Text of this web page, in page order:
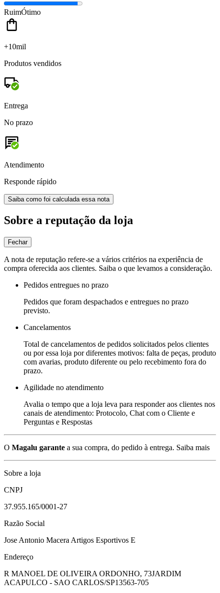
RuimÓtimo
+10mil
Produtos vendidos
Entrega
No prazo
Atendimento
Responde rápido
Saiba como foi calculada essa nota
Sobre a reputação da loja
Fechar
A nota de reputação refere-se a vários critérios na experiência de
compra oferecida aos clientes. Saiba o que levamos a consideração.
Pedidos entregues no prazo
Pedidos que foram despachados e entregues no prazo
previsto.
Cancelamentos
Total de cancelamentos de pedidos solicitados pelos clientes
ou por essa loja por diferentes motivos: falta de peças, produto
com avarias, produto diferente ou pelo recebimento fora do
prazo.
Agilidade no atendimento
Avalia o tempo que a loja leva para responder aos clientes nos
canais de atendimento: Protocolo, Chat com o Cliente e
Perguntas e Respostas
O Magalu garante a sua compra, do pedido à entrega. Saiba mais
Sobre a loja
CNPJ
37.955.165/0001-27
Razão Social
Jose Antonio Macera Artigos Esportivos E
Endereço
R MANOEL DE OLIVEIRA ORDONHO, 73JARDIM
ACAPULCO - SAO CARLOS/SP13563-705